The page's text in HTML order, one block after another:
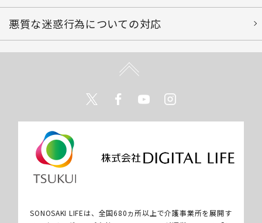
悪質な迷惑行為についての対応
TwitterFacebookYoutube
SONOSAKI LIFEは、全国680ヵ所以上で介護事業所を展開す